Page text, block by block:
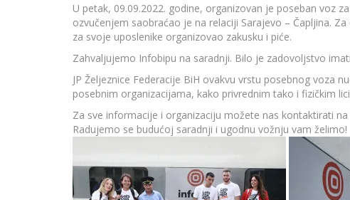
U petak, 09.09.2022. godine, organizovan je poseban voz
ozvučenjem saobraćao je na relaciji Sarajevo – Čapljina.
za svoje uposlenike organizovao zakusku i piće.
Zahvaljujemo Infobipu na saradnji. Bilo je zadovoljstvo
JP Željeznice Federacije BiH ovakvu vrstu posebnog voza
posebnim organizacijama, kako privrednim tako i fizičkim
Za sve informacije i organizaciju možete nas kontaktirati na
Radujemo se budućoj saradnji i ugodnu vožnju vam želimo!